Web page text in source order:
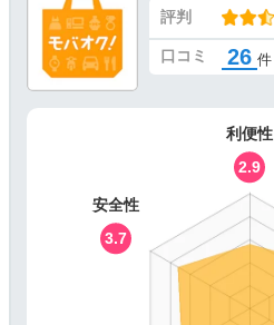
評判
口コミ 26 件
利便性
2.9
安全性
3.7